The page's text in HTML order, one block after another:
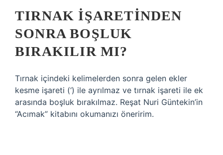
TIRNAK IŞARETINDEN
SONRA BOŞLUK
BIRAKILIR MI?
Tırnak içindeki kelimelerden sonra gelen ekler
kesme işareti (‘) ile ayrılmaz ve tırnak işareti ile ek
arasında boşluk bırakılmaz. Reşat Nuri Güntekin’in
“Acımak” kitabını okumanızı öneririm.